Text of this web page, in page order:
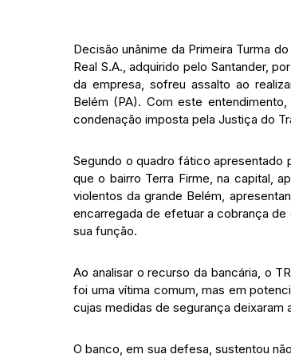
Decisão unânime da Primeira Turma
Real S.A., adquirido pelo Santander,
da empresa, sofreu assalto ao
Belém (PA). Com este
condenação imposta pela Justiça do
Segundo o quadro fático apresentado
que o bairro Terra Firme, na capital,
violentos da grande Belém,
encarregada de efetuar a cobrança
sua função.
Ao analisar o recurso da bancária, o
foi uma vítima comum, mas em
cujas medidas de segurança deixaram
O banco, em sua defesa, sustentou